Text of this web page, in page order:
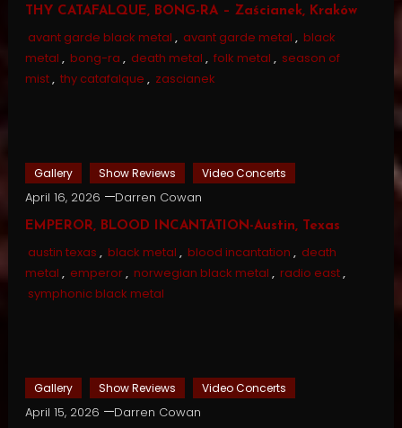
THY CATAFALQUE, BONG-RA – Zaścianek, Kraków
avant garde black metal , avant garde metal , black
metal , bong-ra , death metal , folk metal , season of
mist, thy catafalque , zascianek
Gallery Show Reviews Video Concerts
April 16, 2026 Darren Cowan
EMPEROR, BLOOD INCANTATION-Austin, Texas
austin texas , black metal , blood incantation , death
metal , emperor, norwegian black metal , radio east,
symphonic black metal
Gallery Show Reviews Video Concerts
April 15, 2026 Darren Cowan